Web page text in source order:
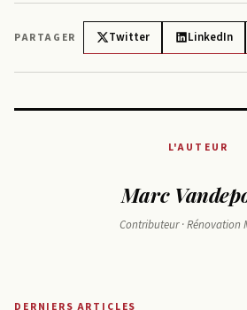
PARTAGER Twitter LinkedIn
L'AUTEUR
Marc
Contributeur · Rénovation